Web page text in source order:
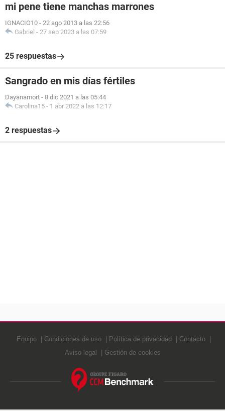
mi pene tiene manchas marrones
IGNACIO10 - 22 ago 2013 a las 22:56
Gabriel - 27 sep 2023 a las 07:59
25 respuestas
Sangrado en mis días fértiles
Dayanamort - 8 dic 2021 a las 05:44
Carolina15 - 1 abr 2022 a las 12:17
2 respuestas
Equipo Condiciones de uso Política de privacidad
Contacto
Aviso legal
Gestión de cookies